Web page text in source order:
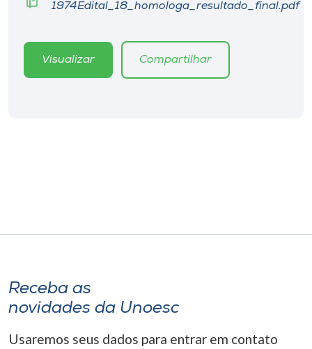
Editora
Rádio
A+
A-
1974Edital_18_homologa_resultado_final.pdf
Visualizar Compartilhar
Receba as
novidades da Unoesc
Usaremos seus dados para entrar em contato